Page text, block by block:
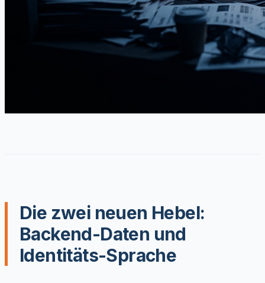
Die zwei neuen Hebel:
Backend-Daten und
Identitäts-Sprache